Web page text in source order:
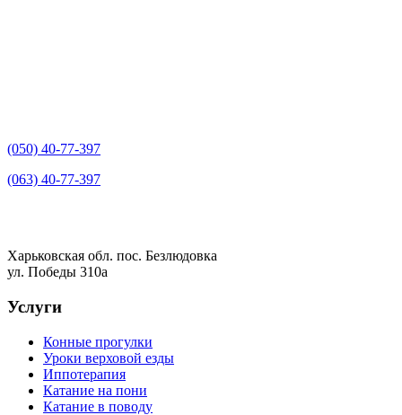
(050) 40-77-397
(063) 40-77-397
Харьковская обл. пос. Безлюдовка
ул. Победы 310а
Услуги
Конные прогулки
Уроки верховой езды
Иппотерапия
Катание на пони
Катание в поводу